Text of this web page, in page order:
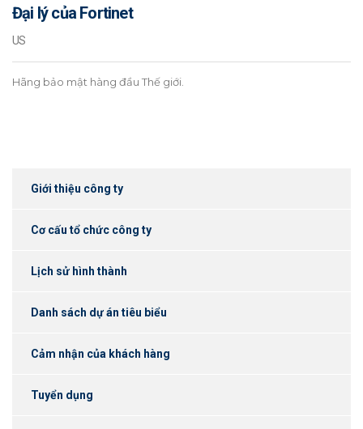
Đại lý của Fortinet
US
Hãng bảo mật hàng đầu Thế giới.
Giới thiệu công ty
Cơ cấu tổ chức công ty
Lịch sử hình thành
Danh sách dự án tiêu biểu
Cảm nhận của khách hàng
Tuyển dụng